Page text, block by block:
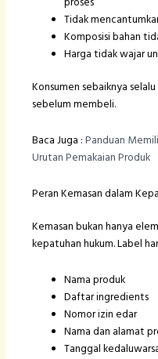
Tidak
Komposisi bahan
Harga tidak wajar
Konsumen sebaiknya
sebelum membeli.
Baca Juga :Panduan
Urutan Pemakaian Produk
Peran Kemasan dalam
Kemasan bukan hanya
kepatuhan hukum. Label
Nama produk
Daftar ingredients
Nomor izin edar
Nama dan alamat
Tanggal